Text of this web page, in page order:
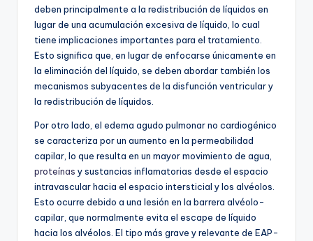
deben principalmente a la redistribución de líquidos en
lugar de una acumulación excesiva de líquido, lo cual
tiene implicaciones importantes para el tratamiento.
Esto significa que, en lugar de enfocarse únicamente en
la eliminación del líquido, se deben abordar también los
mecanismos subyacentes de la disfunción ventricular y
la redistribución de líquidos.
Por otro lado, el edema agudo pulmonar no cardiogénico
se caracteriza por un aumento en la permeabilidad
capilar, lo que resulta en un mayor movimiento de agua,
proteínas y sustancias inflamatorias desde el espacio
intravascular hacia el espacio intersticial y los alvéolos.
Esto ocurre debido a una lesión en la barrera alvéolo-
capilar, que normalmente evita el escape de líquido
hacia los alvéolos. El tipo más grave y relevante de EAP-